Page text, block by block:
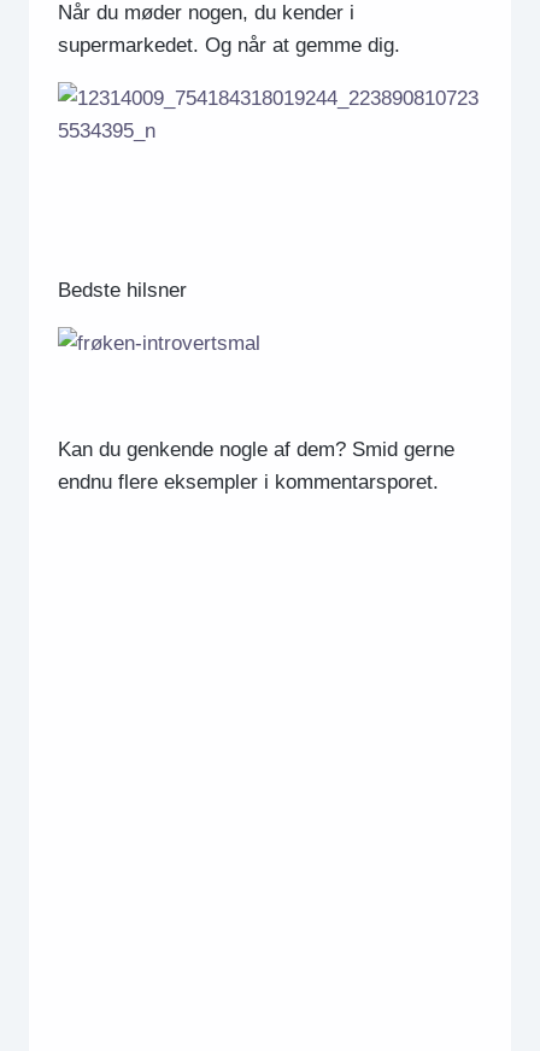
Når du møder nogen, du kender i
supermarkedet. Og når at gemme dig.
Bedste hilsner
Kan du genkende nogle af dem? Smid gerne
endnu flere eksempler i kommentarsporet.